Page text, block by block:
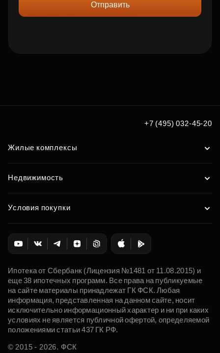
Отправить
+7 (495) 032-45-20
Жилые комплексы
Недвижимость
Условия покупки
Ипотека от Сбербанк (Лицензия №1481 от 11.08.2015) и
еще 38 ипотечных программ. Все права на публикуемые
на сайте материалы принадлежат ГК ФСК. Любая
информация, представленная на данном сайте, носит
исключительно информационный характер и ни при каких
условиях не является публичной офертой, определяемой
положениями статьи 437 ГК РФ.
© 2015 - 2026. ФСК